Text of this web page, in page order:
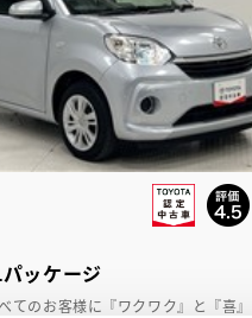
ッケージ
てのお客様に『ワクワク』と『喜